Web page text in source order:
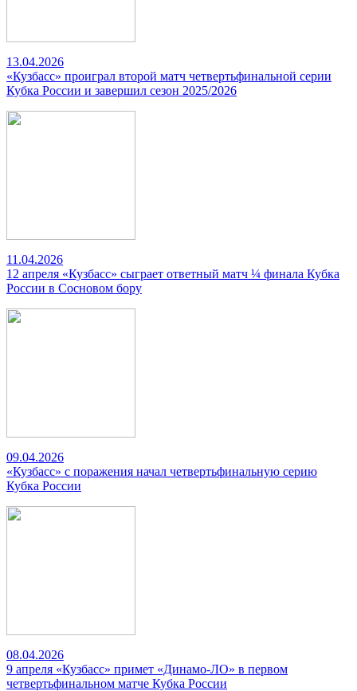
13.04.2026
«Кузбасс» проиграл второй матч четвертьфинальной серии
Кубка России и завершил сезон 2025/2026
11.04.2026
12 апреля «Кузбасс» сыграет ответный матч ¼ финала Кубка
России в Сосновом бору
09.04.2026
«Кузбасс» с поражения начал четвертьфинальную серию
Кубка России
08.04.2026
9 апреля «Кузбасс» примет «Динамо-ЛО» в первом
четвертьфинальном матче Кубка России